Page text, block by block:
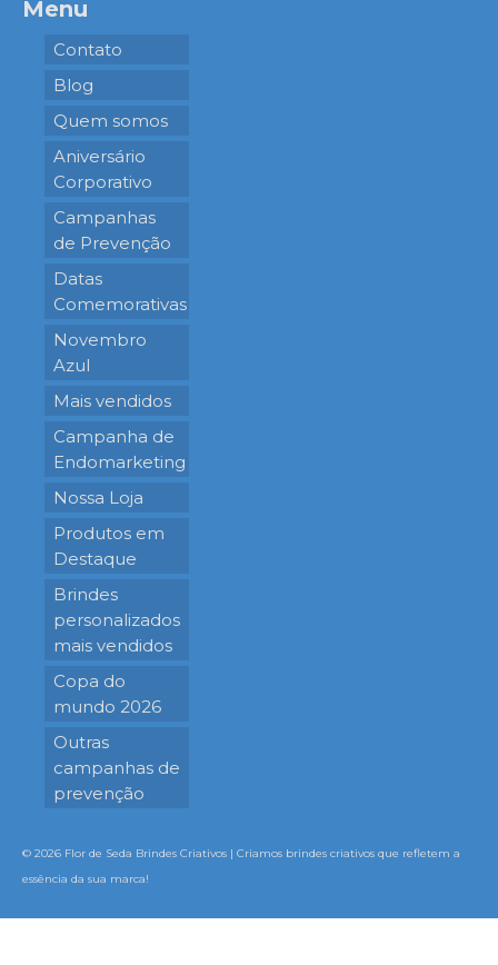
Menu
Contato
Blog
Quem somos
Aniversário
Corporativo
Campanhas
de Prevenção
Datas
Comemorativas
Novembro
Azul
Mais vendidos
Campanha de
Endomarketing
Nossa Loja
Produtos em
Destaque
Brindes
personalizados
mais vendidos
Copa do
mundo 2026
Outras
campanhas de
prevenção
© 2026 Flor de Seda Brindes Criativos | Criamos brindes criativos que refletem a
essência da sua marca!